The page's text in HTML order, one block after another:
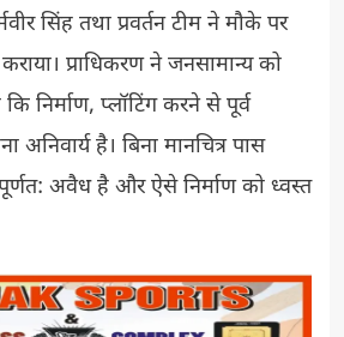
सिंह तथा प्रवर्तन टीम ने मौके पर
प्राधिकरण ने जनसामान्य को
निर्माण, प्लॉटिंग करने से पूर्व
अनिवार्य है। बिना मानचित्र पास
अवैध है और ऐसे निर्माण को ध्वस्त